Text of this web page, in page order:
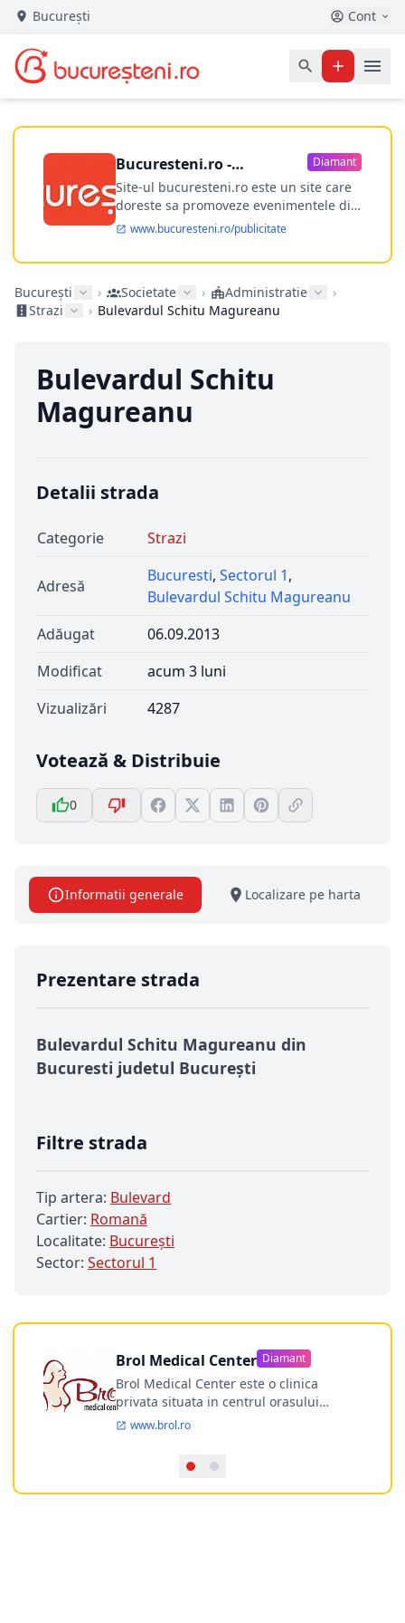
București Cont
Bucuresteni.ro -
publicitate online
Diamant
Site-ul bucuresteni.ro este un site care
doreste sa promoveze evenimentele din
Bucuresti si nu numai, sa puna la
dispozitia utilizatorului cea mai
performanta harta electronica a
ofere posibilitatea firmel...
www.bucuresteni.ro/publicitate
București › Societate › Administratie
›
Strazi
› Bulevardul Schitu Magureanu
Bulevardul Schitu
Magureanu
Detalii strada
Categorie Strazi
Adresă
Bucuresti, Sectorul 1,
Bulevardul Schitu Magureanu
Adăugat
06.09.2013
Modificat
acum 3 luni
Vizualizări
4287
Votează & Distribuie
0
Informatii generale Localizare pe harta
Prezentare strada
Bulevardul Schitu Magureanu din
Bucuresti judetul București
Filtre strada
Tip artera: Bulevard
Cartier: Romană
Localitate: Bucureşti
Sector: Sectorul 1
Brol Medical Center Diamant
Brol Medical Center este o clinica
privata situata in centrul orasului
Timisoara avand o experienta de
desfasoara activitatea intr-un spital
ultramodern.
www.brol.ro